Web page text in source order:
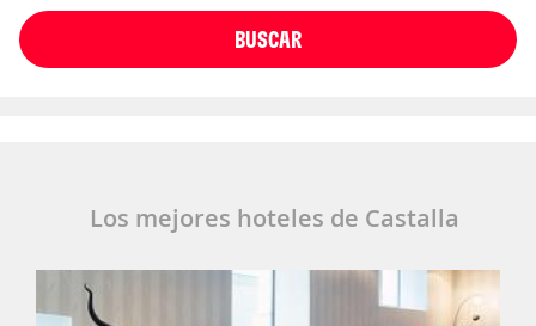
Los mejores hoteles de Castalla